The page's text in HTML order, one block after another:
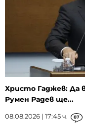
Христо Гаджев: Да
Румен Радев ще...
08.08.2026 | 17:45 ч. 87